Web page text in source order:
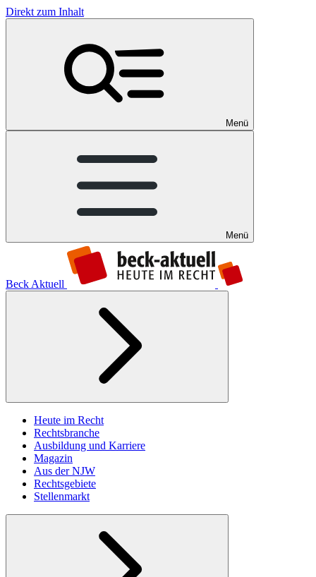
Direkt zum Inhalt
Menü
Menü
Beck Aktuell
Heute im Recht
Rechtsbranche
Ausbildung und Karriere
Magazin
Aus der NJW
Rechtsgebiete
Stellenmarkt